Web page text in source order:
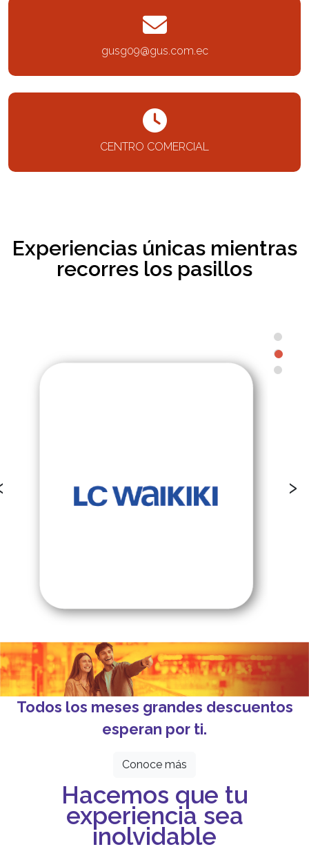
gusg09@gus.com.ec
CENTRO COMERCIAL
Experiencias únicas mientras
recorres los pasillos
›
Todos los meses grandes descuentos
esperan por ti.
Conoce más
Hacemos que tu
experiencia sea
inolvidable